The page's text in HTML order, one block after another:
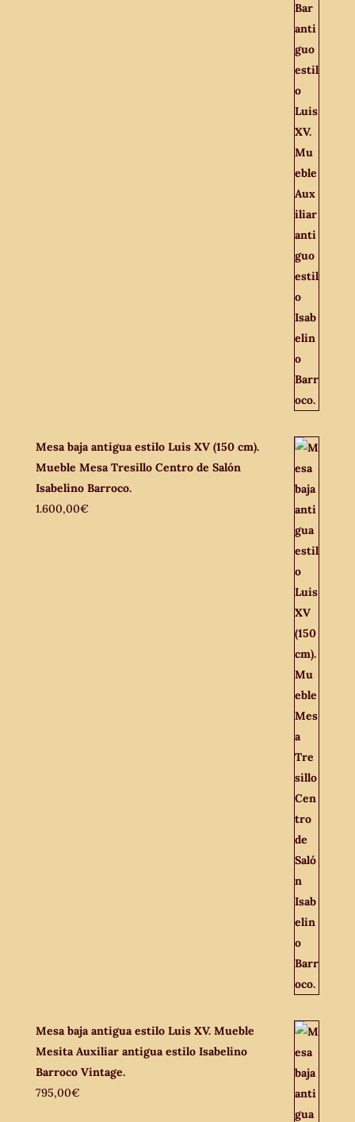
Mesa baja antigua estilo Luis XV (150 cm).
Mueble Mesa Tresillo Centro de Salón
Isabelino Barroco.
1.600,00€
Mesa baja antigua estilo Luis XV. Mueble
Mesita Auxiliar antigua estilo Isabelino
Barroco Vintage.
795,00€